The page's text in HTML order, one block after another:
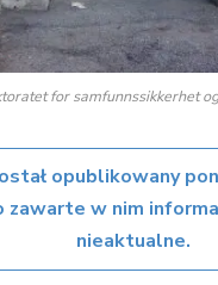
for samfunnssikkerhet
opublikowany
w nim
nieaktualne.